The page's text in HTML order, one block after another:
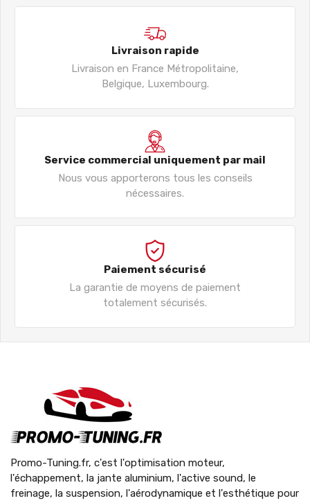
Livraison rapide
Livraison en France Métropolitaine,
Belgique, Luxembourg.
Service commercial uniquement par mail
Nous vous apporterons tous les conseils
nécessaires.
Paiement sécurisé
La garantie de moyens de paiement
totalement sécurisés.
Promo-Tuning.fr, c'est l'optimisation moteur,
l'échappement, la jante aluminium, l'active sound, le
freinage, la suspension, l'aérodynamique et l'esthétique pour